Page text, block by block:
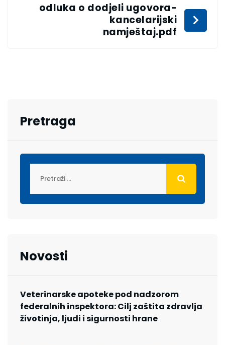
odluka o dodjeli ugovora-
kancelarijski
namještaj.pdf
Pretraga
Novosti
Veterinarske apoteke pod nadzorom
federalnih inspektora: Cilj zaštita zdravlja
životinja, ljudi i sigurnosti hrane